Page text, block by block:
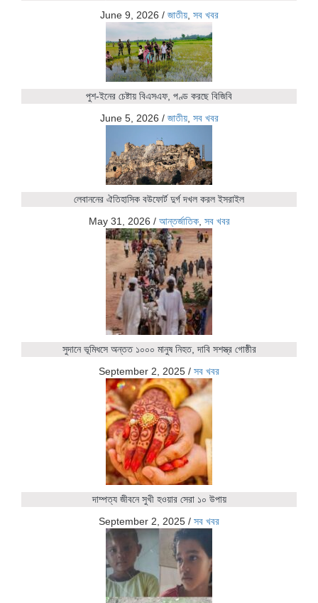
June 9, 2026 / জাতীয়, সব খবর
পুশ-ইনের চেষ্টায় বিএসএফ, পণ্ড করছে বিজিবি
June 5, 2026 / জাতীয়, সব খবর
লেবাননের ঐতিহাসিক বউফোর্ট দুর্গ দখল করল ইসরাইল
May 31, 2026 / আন্তর্জাতিক, সব খবর
সুদানে ভূমিধসে অন্তত ১০০০ মানুষ নিহত, দাবি সশস্ত্র গোষ্ঠীর
September 2, 2025 / সব খবর
দাম্পত্য জীবনে সুখী হওয়ার সেরা ১০ উপায়
September 2, 2025 / সব খবর